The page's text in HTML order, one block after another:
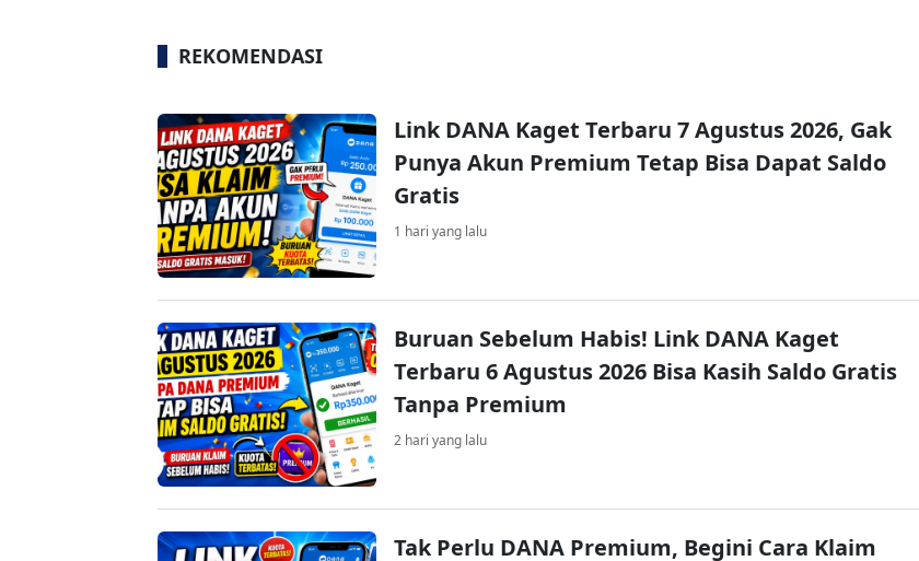
REKOMENDASI
Link DANA Kaget Terbaru 7 Agustus 2026, Gak
Punya Akun Premium Tetap Bisa Dapat Saldo
Gratis
1 hari yang lalu
Buruan Sebelum Habis! Link DANA Kaget
Terbaru 6 Agustus 2026 Bisa Kasih Saldo Gratis
Tanpa Premium
2 hari yang lalu
Tak Perlu DANA Premium, Begini Cara Klaim